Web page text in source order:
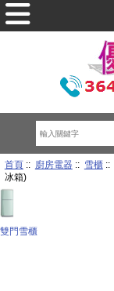
首頁:: 廚房電器:: 雪櫃::
冰箱)
雙門雪櫃